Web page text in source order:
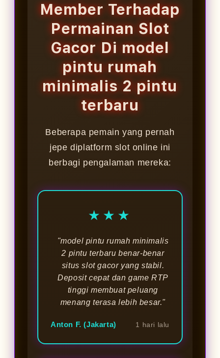
Member Terhadap
Permainan Slot
Gacor Di model
pintu rumah
minimalis 2 pintu
terbaru
Beberapa pemain yang pernah
jepe diplatform slot online ini
berbagi pengalaman mereka:
★★★
"model pintu rumah minimalis
2 pintu terbaru benar-benar
situs slot gacor yang stabil.
Deposit cepat dan game RTP
tinggi membuat peluang
menang terasa lebih besar."
Anton F. (Jakarta) 1 hari lalu